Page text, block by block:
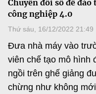
Sở Khoa học và
Chuyển đổi số
Sở hữu trí tuệ
Tiêu chuẩn, đo
Văn bản QPPL
Lấy ý kiến người
MST IOFFICE
THỐNG KÊ
Khoa học và Công
Đổi mới sáng tạo
Multimedia
THƯ ĐIỆN TỬ
Time
Chuyển đổi số để đào
công nghiệp 4.0
Thứ sáu, 16/12/2022 21:49
Đưa nhà máy vào
viên chế tạo mô hình
ngồi trên ghế giảng
chừng như không